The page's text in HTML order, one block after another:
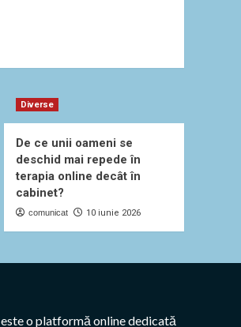
Diverse
De ce unii oameni se
deschid mai repede în
terapia online decât în
cabinet?
comunicat 10 iunie 2026
este o platformă online dedicată